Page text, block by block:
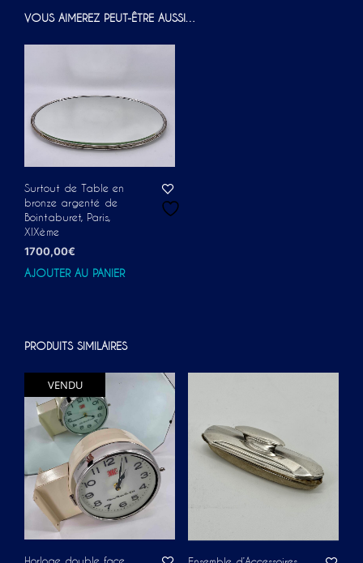
VOUS AIMEREZ PEUT-ÊTRE AUSSI…
Surtout de Table en
bronze argenté de
Bointaburet, Paris,
XIXème
1700,00€
AJOUTER AU PANIER
PRODUITS SIMILAIRES
VENDU
Horloge double face